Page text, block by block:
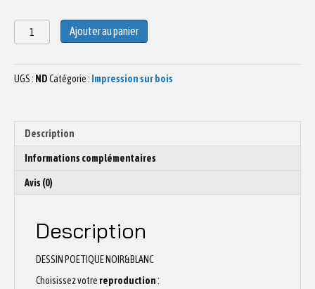
quantité
de
sur
bois
Ajouter au panier
UGS : NDCatégorie : Impression sur bois
Description
Informations complémentaires
Avis (0)
Description
DESSIN POETIQUE NOIR&BLANC
Choisissez votre reproduction: